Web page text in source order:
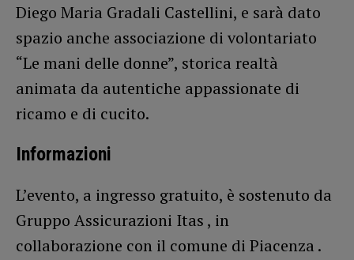
Diego Maria Gradali Castellini, e sarà dato
spazio anche associazione di volontariato
“Le mani delle donne”, storica realtà
animata da autentiche appassionate di
ricamo e di cucito.
Informazioni
L’evento, a ingresso gratuito, è sostenuto da
Gruppo Assicurazioni Itas , in
collaborazione con il comune di Piacenza .